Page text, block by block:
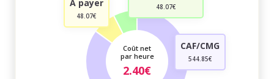
Coût net
par heure
2.40€
48.07€
A payer
48.07€
CAF/CMG
544.85€